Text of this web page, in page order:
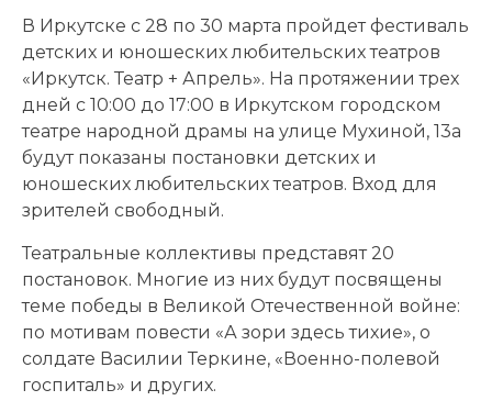
В Иркутске с 28 по 30 марта пройдет фестиваль
детских и юношеских любительских театров
«Иркутск. Театр + Апрель». На протяжении трех
дней с 10:00 до 17:00 в Иркутском городском
театре народной драмы на улице Мухиной, 13а
будут показаны постановки детских и
юношеских любительских театров. Вход для
зрителей свободный.
Театральные коллективы представят 20
постановок. Многие из них будут посвящены
теме победы в Великой Отечественной войне:
по мотивам повести «А зори здесь тихие», о
солдате Василии Теркине, «Военно-полевой
госпиталь» и других.